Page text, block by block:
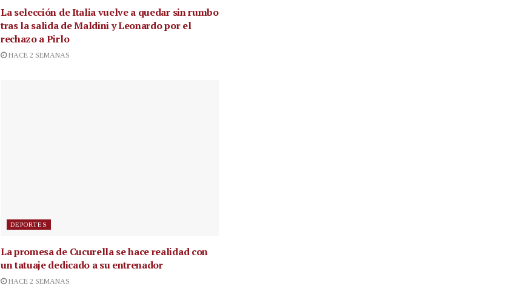
La selección de Italia vuelve a quedar sin rumbo
tras la salida de Maldini y Leonardo por el
rechazo a Pirlo
HACE 2 SEMANAS
DEPORTES
La promesa de Cucurella se hace realidad con
un tatuaje dedicado a su entrenador
HACE 2 SEMANAS